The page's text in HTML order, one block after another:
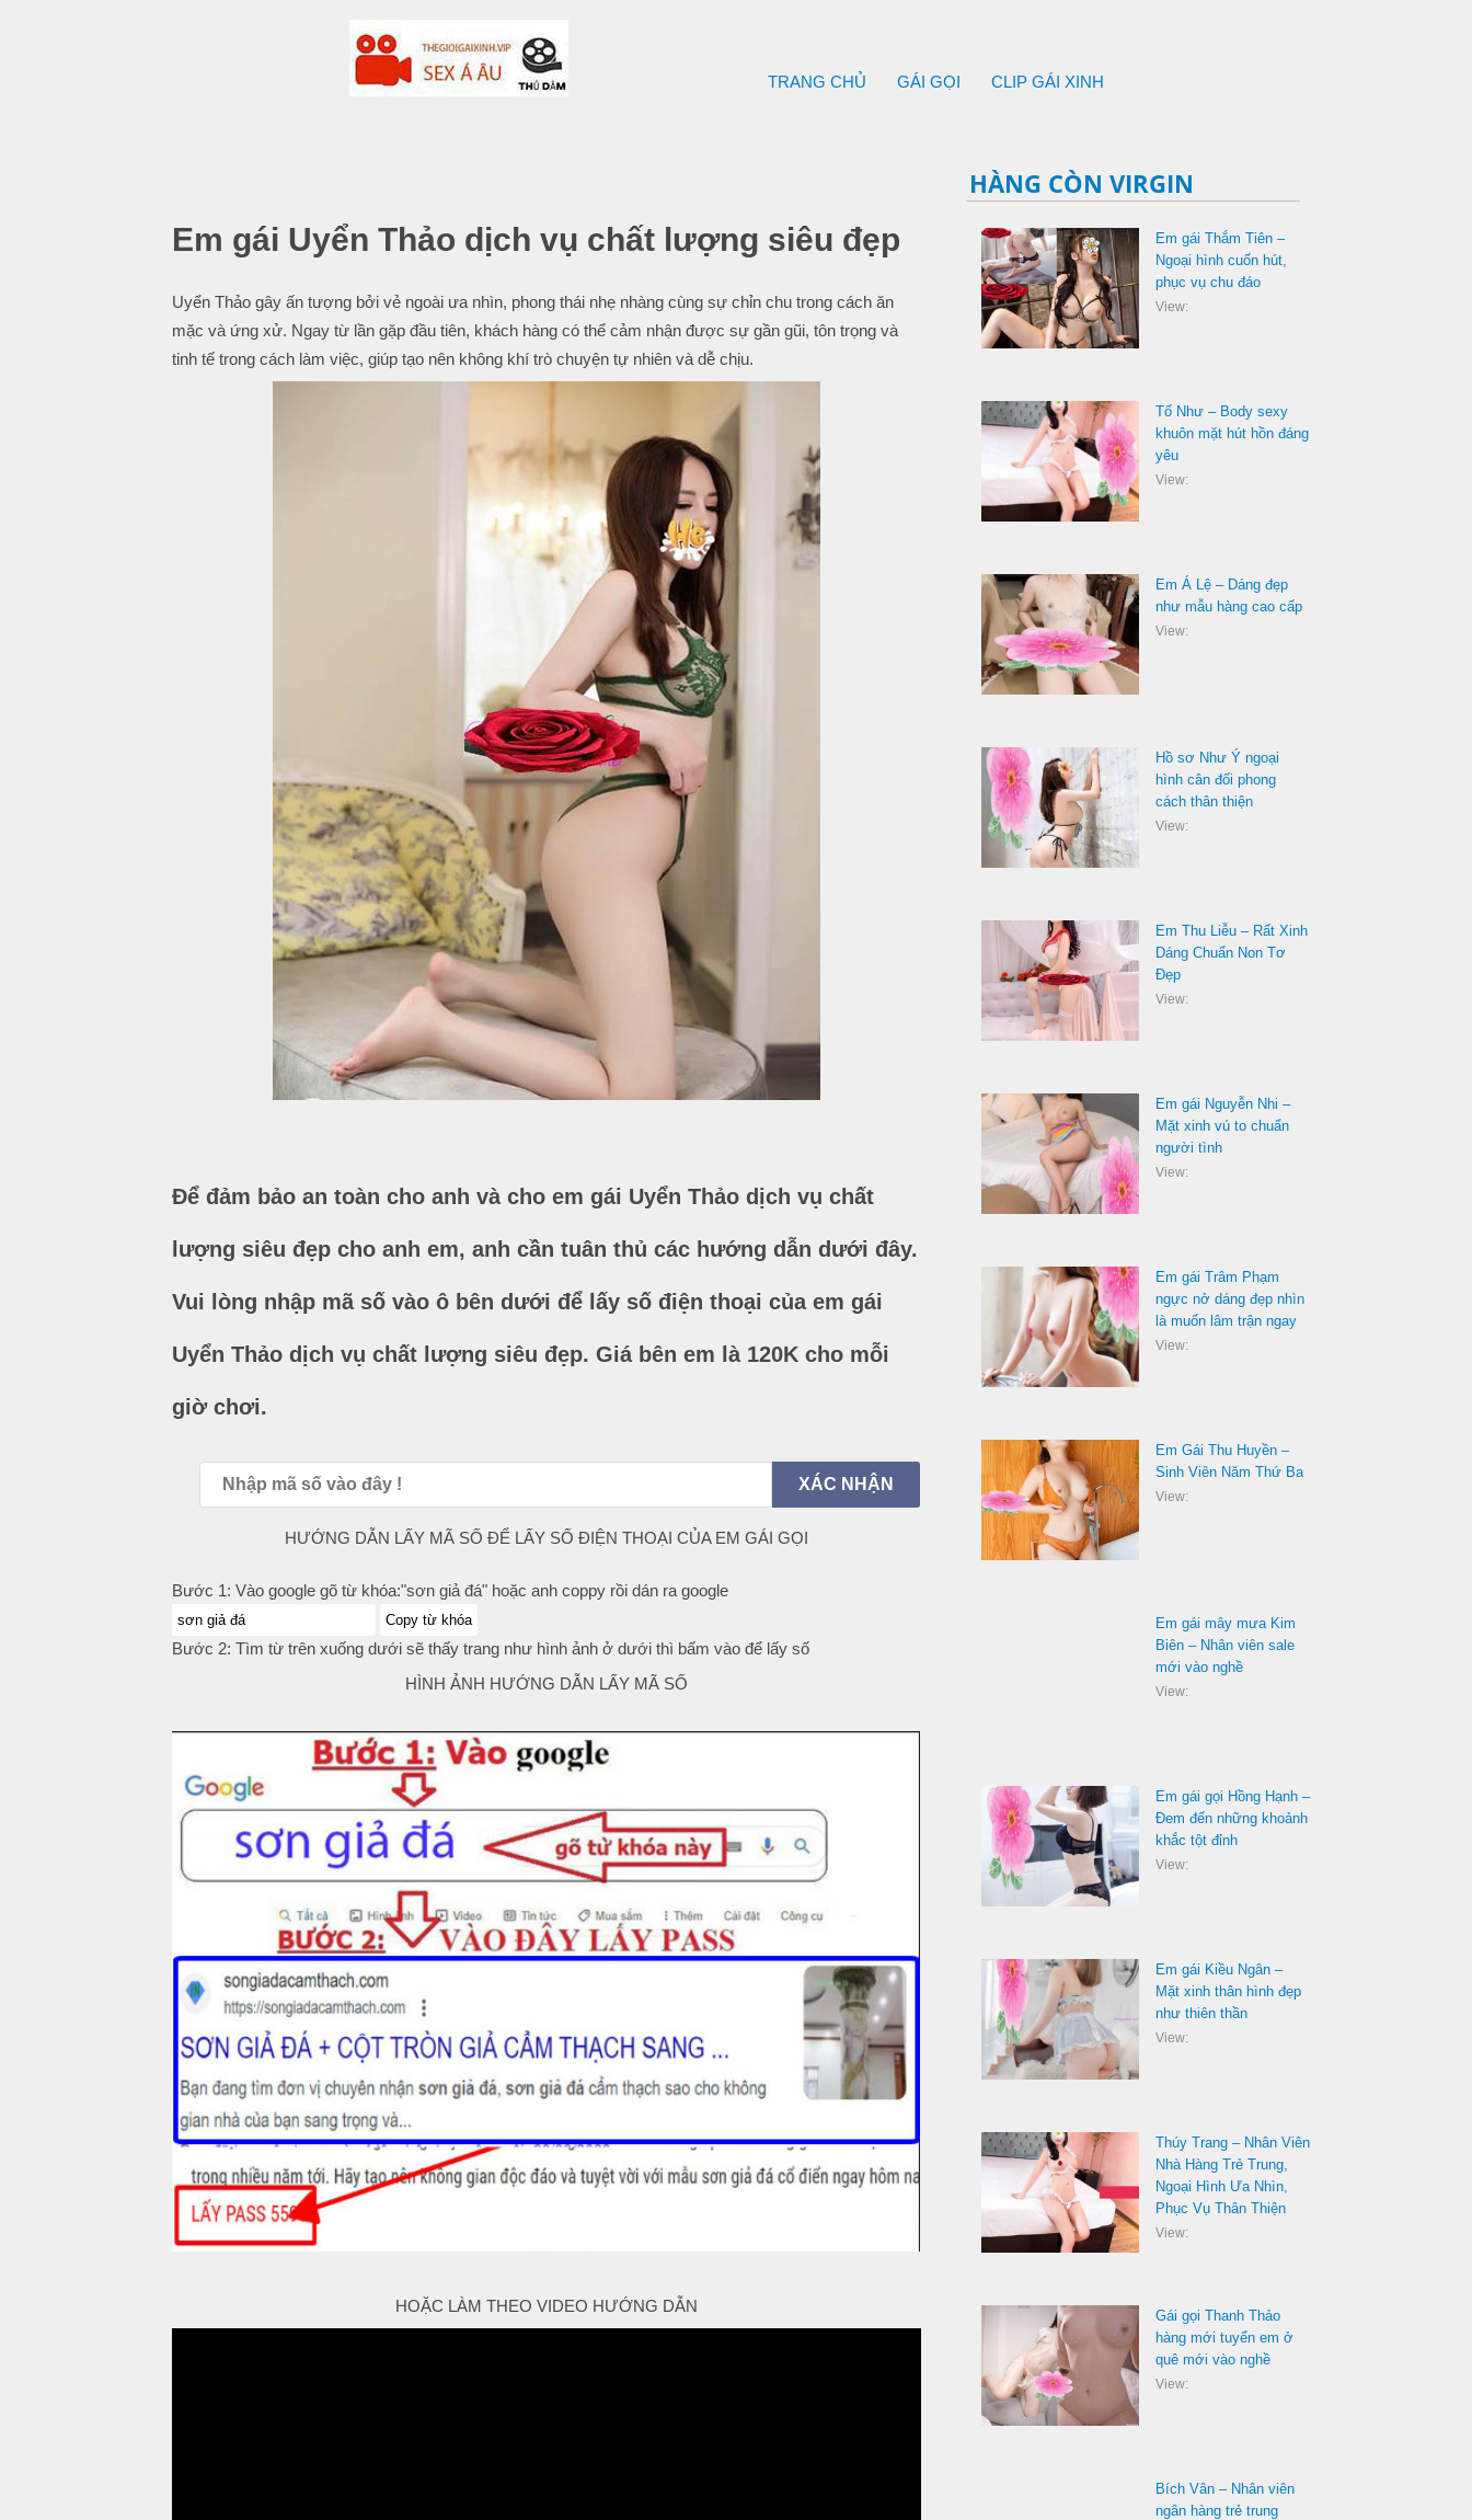
TRANG CHỦ GÁI GỌI CLIP GÁI XINH
Em gái Uyển Thảo dịch vụ chất lượng siêu đẹp
Uyển Thảo gây ấn tượng bởi vẻ ngoài ưa nhìn, phong thái nhẹ nhàng cùng sự chỉn chu trong cách ăn
mặc và ứng xử. Ngay từ lần gặp đầu tiên, khách hàng có thể cảm nhận được sự gần gũi, tôn trọng và
tinh tế trong cách làm việc, giúp tạo nên không khí trò chuyện tự nhiên và dễ chịu.
Để đảm bảo an toàn cho anh và cho em gái Uyển Thảo dịch vụ chất
lượng siêu đẹp cho anh em, anh cần tuân thủ các hướng dẫn dưới đây.
Vui lòng nhập mã số vào ô bên dưới để lấy số điện thoại của em gái
Uyển Thảo dịch vụ chất lượng siêu đẹp. Giá bên em là 120K cho mỗi
giờ chơi.
HƯỚNG DẪN LẤY MÃ SỐ ĐỂ LẤY SỐ ĐIỆN THOẠI CỦA EM GÁI GỌI
Bước 1: Vào google gõ từ khóa:"sơn giả đá" hoặc anh coppy rồi dán ra google
Copy từ khóa
Bước 2: Tìm từ trên xuống dưới sẽ thấy trang như hình ảnh ở dưới thì bấm vào để lấy số
HÌNH ẢNH HƯỚNG DẪN LẤY MÃ SỐ
HOẶC LÀM THEO VIDEO HƯỚNG DẪN
HÀNG CÒN VIRGIN
Em gái Thắm Tiên –
Ngoại hình cuốn hút,
phục vụ chu đáo
View:
Tố Như – Body sexy
khuôn mặt hút hồn đáng
yêu
View:
Em Á Lệ – Dáng đẹp
như mẫu hàng cao cấp
View:
Hồ sơ Như Ý ngoại
hình cân đối phong
cách thân thiện
View:
Em Thu Liễu – Rất Xinh
Dáng Chuẩn Non Tơ
Đẹp
View:
Em gái Nguyễn Nhi –
Mặt xinh vú to chuẩn
người tình
View:
Em gái Trâm Phạm
ngực nở dáng đẹp nhìn
là muốn lâm trận ngay
View:
Em Gái Thu Huyền –
Sinh Viên Năm Thứ Ba
View:
Em gái mây mưa Kim
Biên – Nhân viên sale
mới vào nghề
View:
Em gái gọi Hồng Hạnh –
Đem đến những khoảnh
khắc tột đỉnh
View:
Em gái Kiều Ngân –
Mặt xinh thân hình đẹp
như thiên thần
View:
Thúy Trang – Nhân Viên
Nhà Hàng Trẻ Trung,
Ngoại Hình Ưa Nhìn,
Phục Vụ Thân Thiện
View:
Gái gọi Thanh Thảo
hàng mới tuyển em ở
quê mới vào nghề
View:
Bích Vân – Nhân viên
ngân hàng trẻ trung